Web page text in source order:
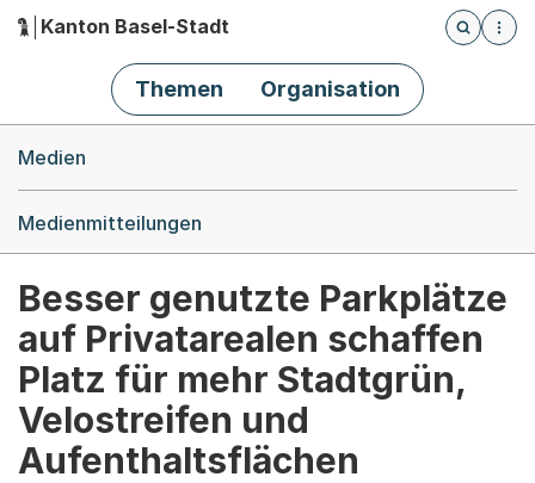
Hauptnavigation
Kanton Basel-Stadt
Öffnet
Themen Organisation
Medien
Medienmitteilungen
Besser genutzte Parkplätze
auf Privatarealen schaffen
Platz für mehr Stadtgrün,
Velostreifen und
Aufenthaltsflächen